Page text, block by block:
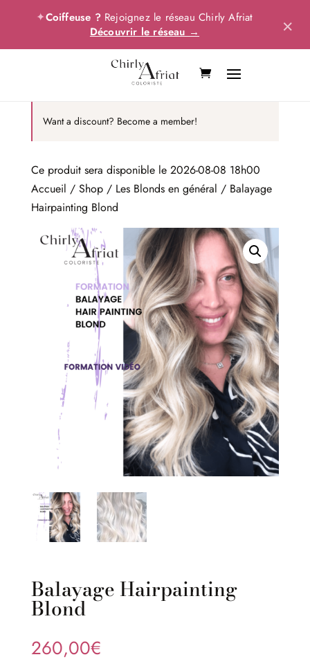
✦Coiffeuse ?Rejoignez le réseau Chirly Afriat
Découvrir le réseau →
×
Want a discount? Become a member!
Ce produit sera disponible le 2026-08-08 18h00
Accueil / Shop/ Les Blonds en général / Balayage
Hairpainting Blond
Balayage Hairpainting
Blond
260,00€